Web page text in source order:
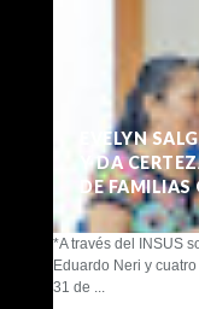
EVELYN
Y DA
DE FAMILIAS
*A través del INSUS
Eduardo Neri y
31 de ...